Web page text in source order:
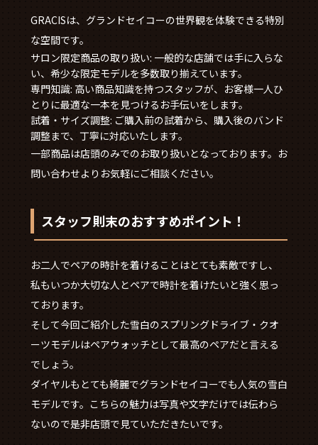
GRACISは、グランドセイコーの世界観を体験できる特別
な空間です。
サロン限定商品の取り扱い: 一般的な店舗では手に入らな
い、希少な限定モデルを多数取り揃えています。
専門知識: 高い商品知識を持つスタッフが、お客様一人ひ
とりに最適な一本を見つけるお手伝いをします。
試着・サイズ調整: ご購入前の試着から、購入後のバンド
調整まで、丁寧に対応いたします。
一部商品は店頭のみでのお取り扱いとなっております。お
問い合わせよりお気軽にご相談ください。
スタッフ則末のおすすめポイント！
お二人でペアの時計を着けることはとても素敵ですし、
私もいつか大切な人とペアで時計を着けたいと強く思っ
ております。
そして今回ご紹介した雪白のスプリングドライブ・クオ
ーツモデルはペアウォッチとして最高のペアだと言える
でしょう。
ダイヤルもとても綺麗でグランドセイコーでも人気の雪白
モデルです。こちらの魅力は写真や文字だけでは伝わら
ないので是非店頭で見ていただきたいです。